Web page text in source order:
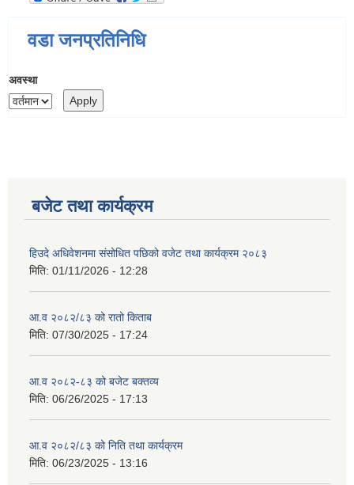
वडा जनप्रतिनिधि
अवस्था
बजेट तथा कार्यक्रम
हिउदे अधिवेशनमा संसोधित पछिको वजेट तथा कार्यक्रम २०८३
मिति: 01/11/2026 - 12:28
आ.व २०८२/८३ को रातो किताब
मिति: 07/30/2025 - 17:24
आ.व २०८२-८३ को बजेट बक्तव्य
मिति: 06/26/2025 - 17:13
आ.व २०८२/८३ को निति तथा कार्यक्रम
मिति: 06/23/2025 - 13:16